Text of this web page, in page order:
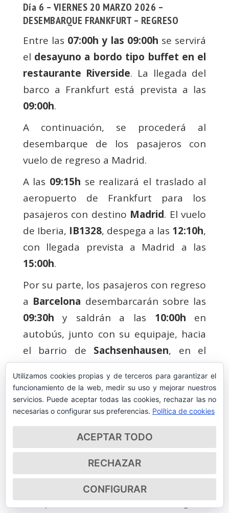
Día 6 – VIERNES 20 MARZO 2026 –
DESEMBARQUE FRANKFURT – REGRESO
Entre las 07:00h y las 09:00h se servirá
el desayuno a bordo tipo buffet en el
restaurante Riverside. La llegada del
barco a Frankfurt está prevista a las
09:00h.
A continuación, se procederá al
desembarque de los pasajeros con
vuelo de regreso a Madrid.
A las 09:15h se realizará el traslado al
aeropuerto de Frankfurt para los
pasajeros con destino Madrid. El vuelo
de Iberia, IB1328, despega a las 12:10h,
con llegada prevista a Madrid a las
15:00h.
Por su parte, los pasajeros con regreso
a Barcelona desembarcarán sobre las
09:30h y saldrán a las 10:00h en
autobús, junto con su equipaje, hacia
el barrio de Sachsenhausen, en el
centro de Frankfurt. Dispondrán de
tiempo libre de 10:15h a 12:00hpara
pasear, realizar compras o disfrutar
del ambiente de la zona. Durante este
tiempo, el equipaje permanecerá
guardado en el autobús.
, el grupo con destino
Barcelona realizará el traslado hacia el
aeropuerto de Frankfurt, con llegada
Utilizamos cookies propias y de terceros para garantizar el
funcionamiento de la web, medir su uso y mejorar nuestros
servicios. Puede aceptar todas las cookies, rechazar las no
necesarias o configurar sus preferencias. Política de cookies
ACEPTAR TODO
RECHAZAR
CONFIGURAR